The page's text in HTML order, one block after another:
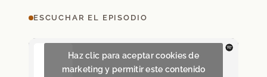
ESCUCHAR EL EPISODIO
Haz clic para aceptar cookies de
marketing y permitir este contenido